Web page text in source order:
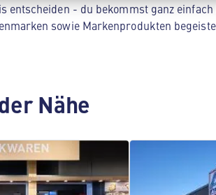
entscheiden - du bekommst ganz
sowie Markenprodukten
Nähe